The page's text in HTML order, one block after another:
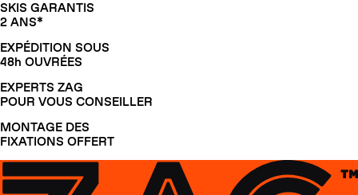
SKIS GARANTIS
2 ANS*
EXPÉDITION SOUS
48h OUVRÉES
EXPERTS ZAG
POUR VOUS CONSEILLER
MONTAGE DES
FIXATIONS OFFERT